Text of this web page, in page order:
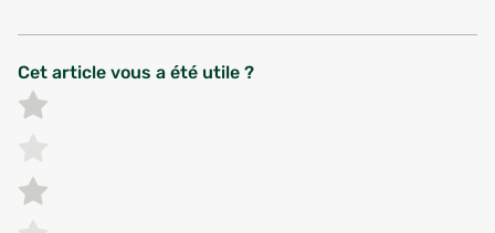
Cet article vous a été utile ?